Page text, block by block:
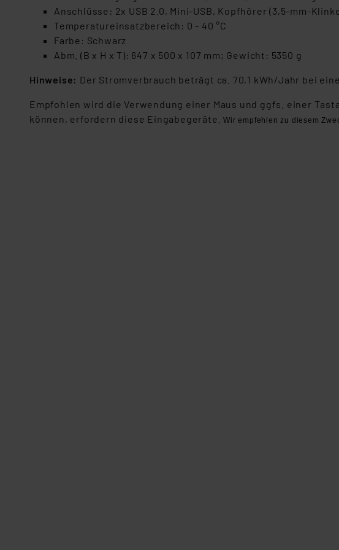
„Einige Drittanbieter verarbeiten
dieser Drittanbieter umfasst daher ggf.
Nähere Infos zu diesen Drittanbietern und
Datenschutz nach EU-Standards
Daten in Überwachungsprogrammen
Kommission sowie einer eigenen
Daten, verbundenen Risiken.“
Anschlüsse: 2x USB 2.0, Mini-USB, Kopfhörer (3,5-mm-
Temperatureinsatzbereich: 0 - 40 °C
Farbe: Schwarz
Abm. (B x H x T): 647 x 500 x 107 mm; Gewicht: 5350 g
Hinweise: Der Stromverbrauch beträgt ca. 70,1 kWh/Jahr bei
Empfohlen wird die Verwendung einer Maus und ggfs. einer
können, erfordern diese Eingabegeräte.Wir empfehlen zu diesem